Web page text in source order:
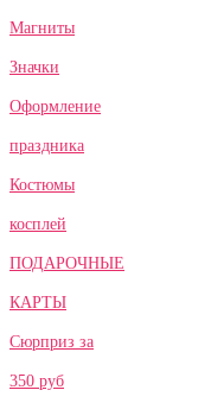
Магниты
Значки
Оформление
праздника
Костюмы
косплей
ПОДАРОЧНЫЕ
КАРТЫ
Сюрприз за
350 руб